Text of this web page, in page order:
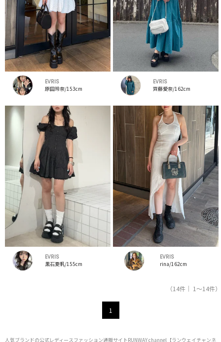
EVRIS
原田玲奈/153cm
EVRIS
齊藤愛奈/162cm
EVRIS
黒石夏帆/155cm
EVRIS
rina/162cm
（14件｜ 1～14件）
1
人気ブランドの公式レディースファッション通販サイトRUNWAY channel【ランウェイチャンネ